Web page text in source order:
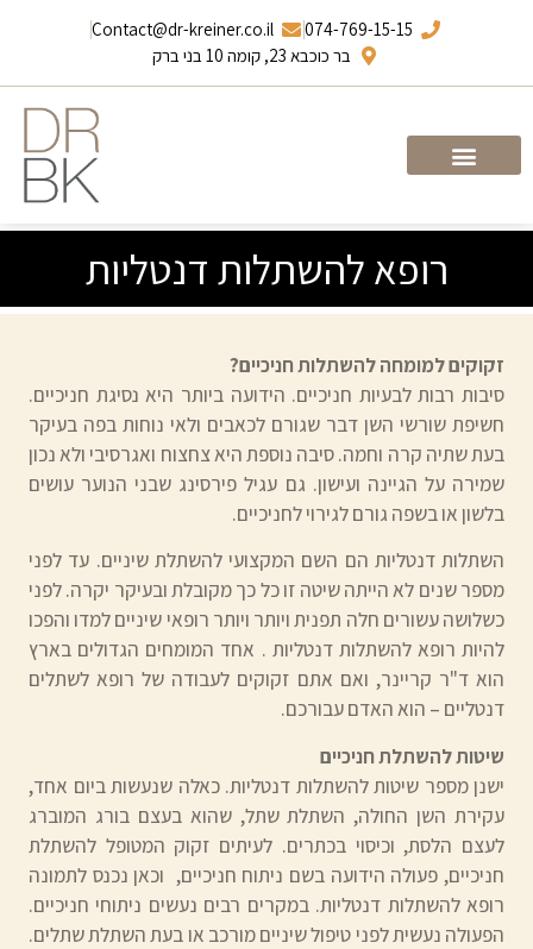
074-769-15-15
Contact@dr-kreiner.co.il
בר כוכבא 23, קומה 10 בני ברק
רופא להשתלות דנטליות
זקוקים למומחה להשתלות חניכיים?
סיבות רבות לבעיות חניכיים. הידועה ביותר היא נסיגת חניכיים.
חשיפת שורשי השן דבר שגורם לכאבים ולאי נוחות בפה בעיקר
בעת שתיה קרה וחמה. סיבה נוספת היא צחצוח ואגרסיבי ולא נכון
שמירה על הגיינה ועישון. גם עגיל פירסינג שבני הנוער עושים
בלשון או בשפה גורם לגירוי לחניכיים.
השתלות דנטליות הם השם המקצועי להשתלת שיניים. עד לפני
מספר שנים לא הייתה שיטה זו כל כך מקובלת ובעיקר יקרה. לפני
כשלושה עשורים חלה תפנית ויותר ויותר רופאי שיניים למדו והפכו
להיות רופא להשתלות דנטליות . אחד המומחים הגדולים בארץ
הוא ד"ר קריינר, ואם אתם זקוקים לעבודה של רופא לשתלים
דנטליים – הוא האדם עבורכם.
שיטות להשתלת חניכיים
ישנן מספר שיטות להשתלות דנטליות. כאלה שנעשות ביום אחד,
עקירת השן החולה, השתלת שתל, שהוא בעצם בורג המוברג
לעצם הלסת, וכיסוי בכתרים. לעיתים זקוק המטופל להשתלת
חניכיים, פעולה הידועה בשם ניתוח חניכיים, וכאן נכנס לתמונה
רופא להשתלות דנטליות. במקרים רבים נעשים ניתוחי חניכיים.
הפעולה נעשית לפני טיפול שיניים מורכב או בעת השתלת שתלים.